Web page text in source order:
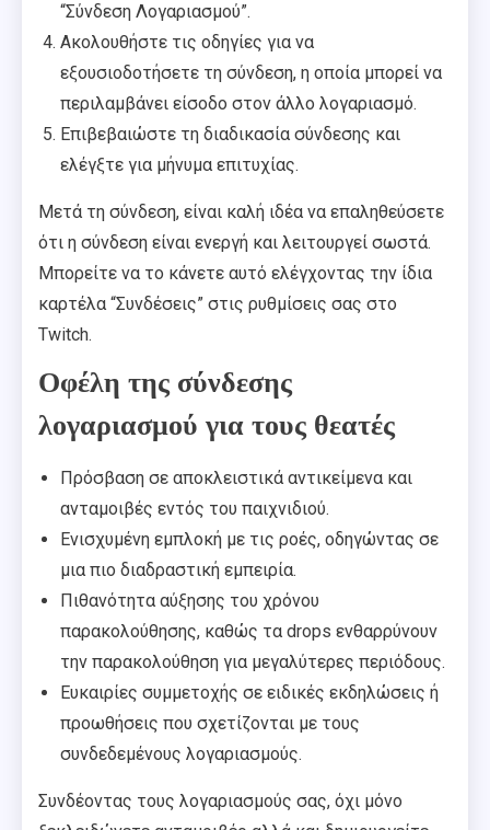
“Σύνδεση Λογαριασμού”.
Ακολουθήστε τις οδηγίες για να
εξουσιοδοτήσετε τη σύνδεση, η οποία μπορεί να
περιλαμβάνει είσοδο στον άλλο λογαριασμό.
Επιβεβαιώστε τη διαδικασία σύνδεσης και
ελέγξτε για μήνυμα επιτυχίας.
Μετά τη σύνδεση, είναι καλή ιδέα να επαληθεύσετε
ότι η σύνδεση είναι ενεργή και λειτουργεί σωστά.
Μπορείτε να το κάνετε αυτό ελέγχοντας την ίδια
καρτέλα “Συνδέσεις” στις ρυθμίσεις σας στο
Twitch.
Οφέλη της σύνδεσης
λογαριασμού για τους θεατές
Πρόσβαση σε αποκλειστικά αντικείμενα και
ανταμοιβές εντός του παιχνιδιού.
Ενισχυμένη εμπλοκή με τις ροές, οδηγώντας σε
μια πιο διαδραστική εμπειρία.
Πιθανότητα αύξησης του χρόνου
παρακολούθησης, καθώς τα drops ενθαρρύνουν
την παρακολούθηση για μεγαλύτερες περιόδους.
Ευκαιρίες συμμετοχής σε ειδικές εκδηλώσεις ή
προωθήσεις που σχετίζονται με τους
συνδεδεμένους λογαριασμούς.
Συνδέοντας τους λογαριασμούς σας, όχι μόνο